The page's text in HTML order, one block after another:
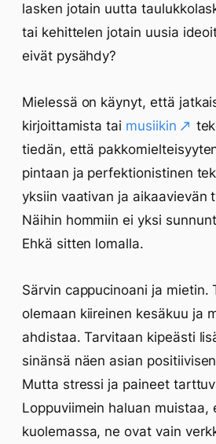
lasken jotain uutta
tai kehittelen jotain uusia
eivät pysähdy?
Mielessä on käynyt, että
kirjoittamista tai musiikin
tiedän, että
pintaan ja perfektionistinen
yksiin vaativan ja aikaavievän
Näihin hommiin ei yksi
Ehkä sitten lomalla.
Särvin cappucinoani ja mietin.
olemaan kiireinen kesäkuu ja
ahdistaa. Tarvitaan kipeästi
sinänsä näen asian
Mutta stressi ja paineet
Loppuviimein haluan muistaa,
kuolemassa, ne ovat vain